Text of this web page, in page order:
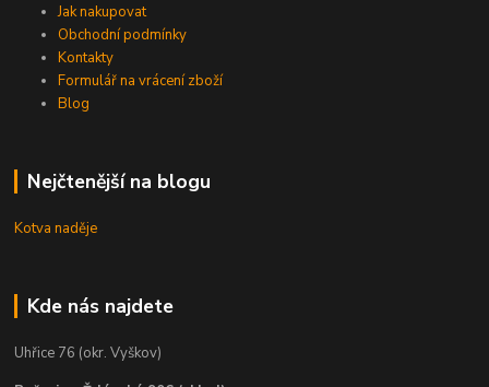
Jak nakupovat
Obchodní podmínky
Kontakty
Formulář na vrácení zboží
Blog
Nejčtenější na blogu
Kotva naděje
Kde nás najdete
Uhřice 76 (okr. Vyškov)